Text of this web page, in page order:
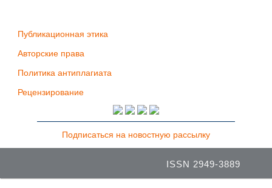
Публикационная этика
Авторские права
Политика антиплагиата
Рецензирование
Подписаться на новостную рассылку
ISSN 2949-3889